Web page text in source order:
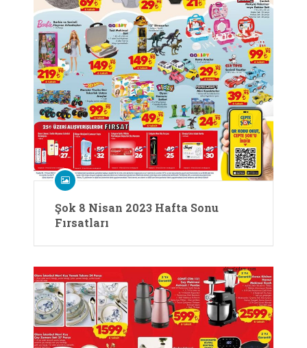
Şok 8 Nisan 2023 Hafta Sonu
Fırsatları